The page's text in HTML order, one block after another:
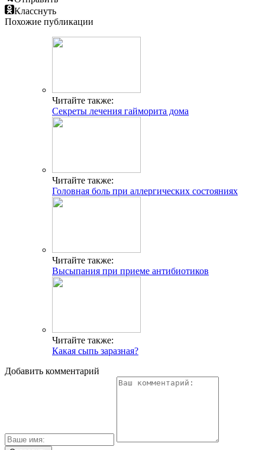
Класснуть
Похожие публикации
Читайте также:
Секреты лечения гайморита дома
Читайте также:
Головная боль при аллергических состояниях
Читайте также:
Высыпания при приеме антибиотиков
Читайте также:
Какая сыпь заразная?
Добавить комментарий